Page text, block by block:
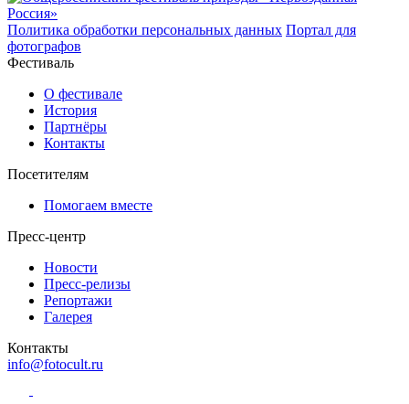
Политика обработки персональных данных Портал для
фотографов
Фестиваль
О фестивале
История
Партнёры
Контакты
Посетителям
Помогаем вместе
Пресс-центр
Новости
Пресс-релизы
Репортажи
Галерея
Контакты
info@fotocult.ru